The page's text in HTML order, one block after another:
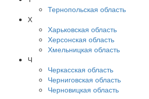
Тернопольская область
Х
Харьковская область
Херсонская область
Хмельницкая область
Ч
Черкасская область
Черниговская область
Черновицкая область